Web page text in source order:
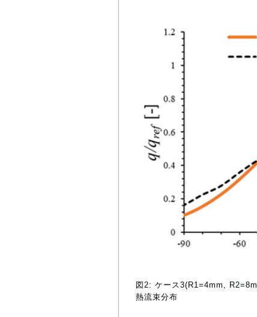
図2: ケース3(R1=4mm,
熱流束分布